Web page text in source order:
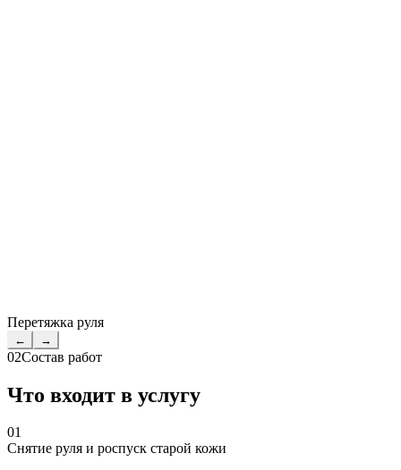
Перетяжка руля
← →
02Состав работ
Что входит в услугу
01
Снятие руля и роспуск старой кожи